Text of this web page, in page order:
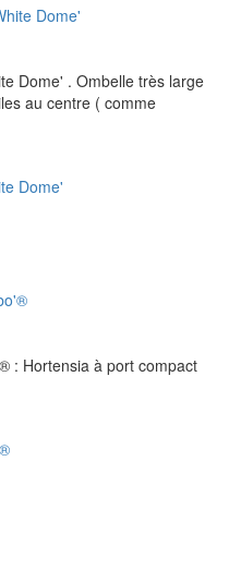
Dome' . Ombelle très large
au centre ( comme
Dome'
: Hortensia à port compact